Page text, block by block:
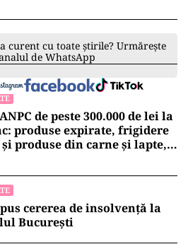
curent cu toate știrile? Urmărește
de WhatsApp
de peste 300.000 de lei la
produse expirate, frigidere
produse din carne și lapte,
cererea de insolvență la
București